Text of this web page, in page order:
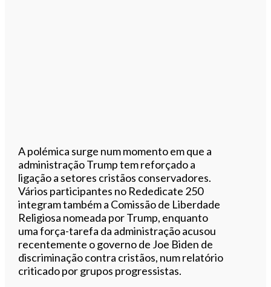
A polémica surge num momento em que a
administração Trump tem reforçado a
ligação a setores cristãos conservadores.
Vários participantes no Rededicate 250
integram também a Comissão de Liberdade
Religiosa nomeada por Trump, enquanto
uma força-tarefa da administração acusou
recentemente o governo de Joe Biden de
discriminação contra cristãos, num relatório
criticado por grupos progressistas.